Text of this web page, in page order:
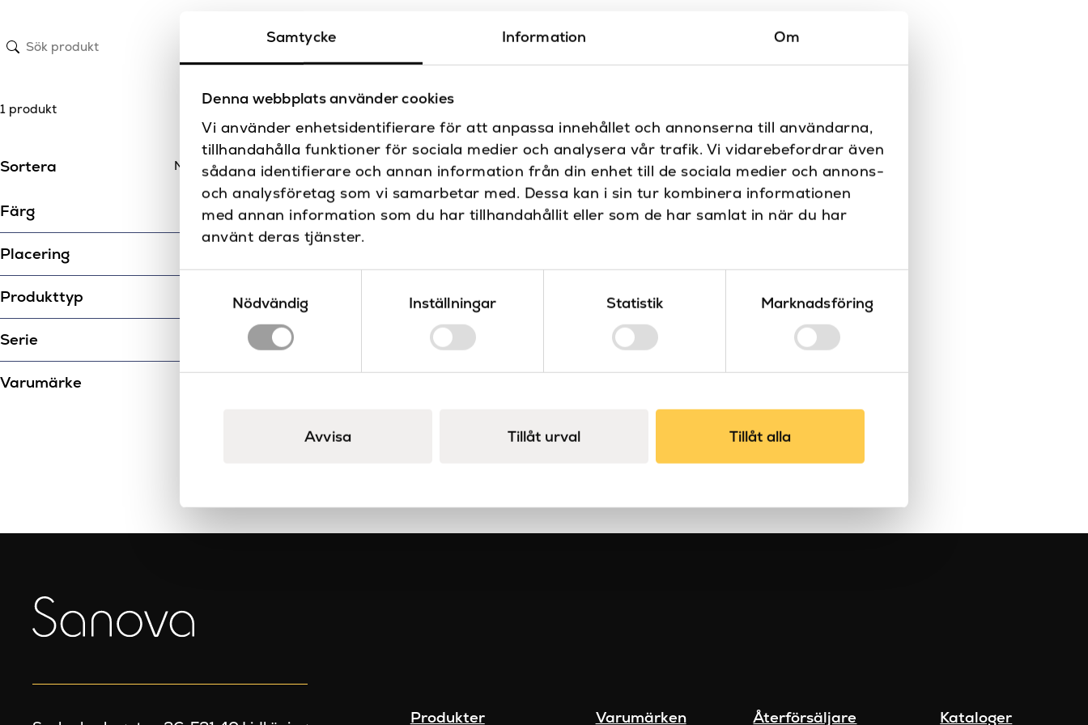
Samtycke Information Om
Denna webbplats använder cookies
Vi använder enhetsidentifierare för att anpassa innehållet och annonserna till användarna,
tillhandahålla funktioner för sociala medier och analysera vår trafik. Vi vidarebefordrar även
sådana identifierare och annan information från din enhet till de sociala medier och annons-
och analysföretag som vi samarbetar med. Dessa kan i sin tur kombinera informationen
med annan information som du har tillhandahållit eller som de har samlat in när du har
använt deras tjänster.
Samtyckesval
Nödvändig
Inställningar Statistik Marknadsföring
Avvisa Tillåt urval Tillåt alla
1 produkt
Sortera
Färg
Placering
Produkttyp
Serie
Varumärke
Novellini
Produkter Varumärken Återförsäljare Kataloger